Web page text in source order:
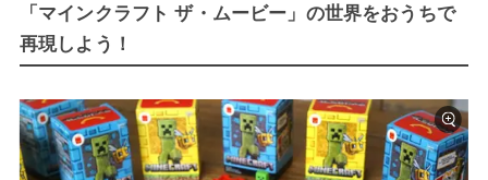
「マインクラフト ザ・ムービー」の世界をおうちで
再現しよう！